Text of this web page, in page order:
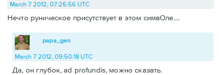
March 7 2012, 07:26:56 UTC
Нечто руническое присутствует в этом симвОле....
papa_gen
March 7 2012, 09:50:18 UTC
Да, он глубок, ad profundis, можно сказать.